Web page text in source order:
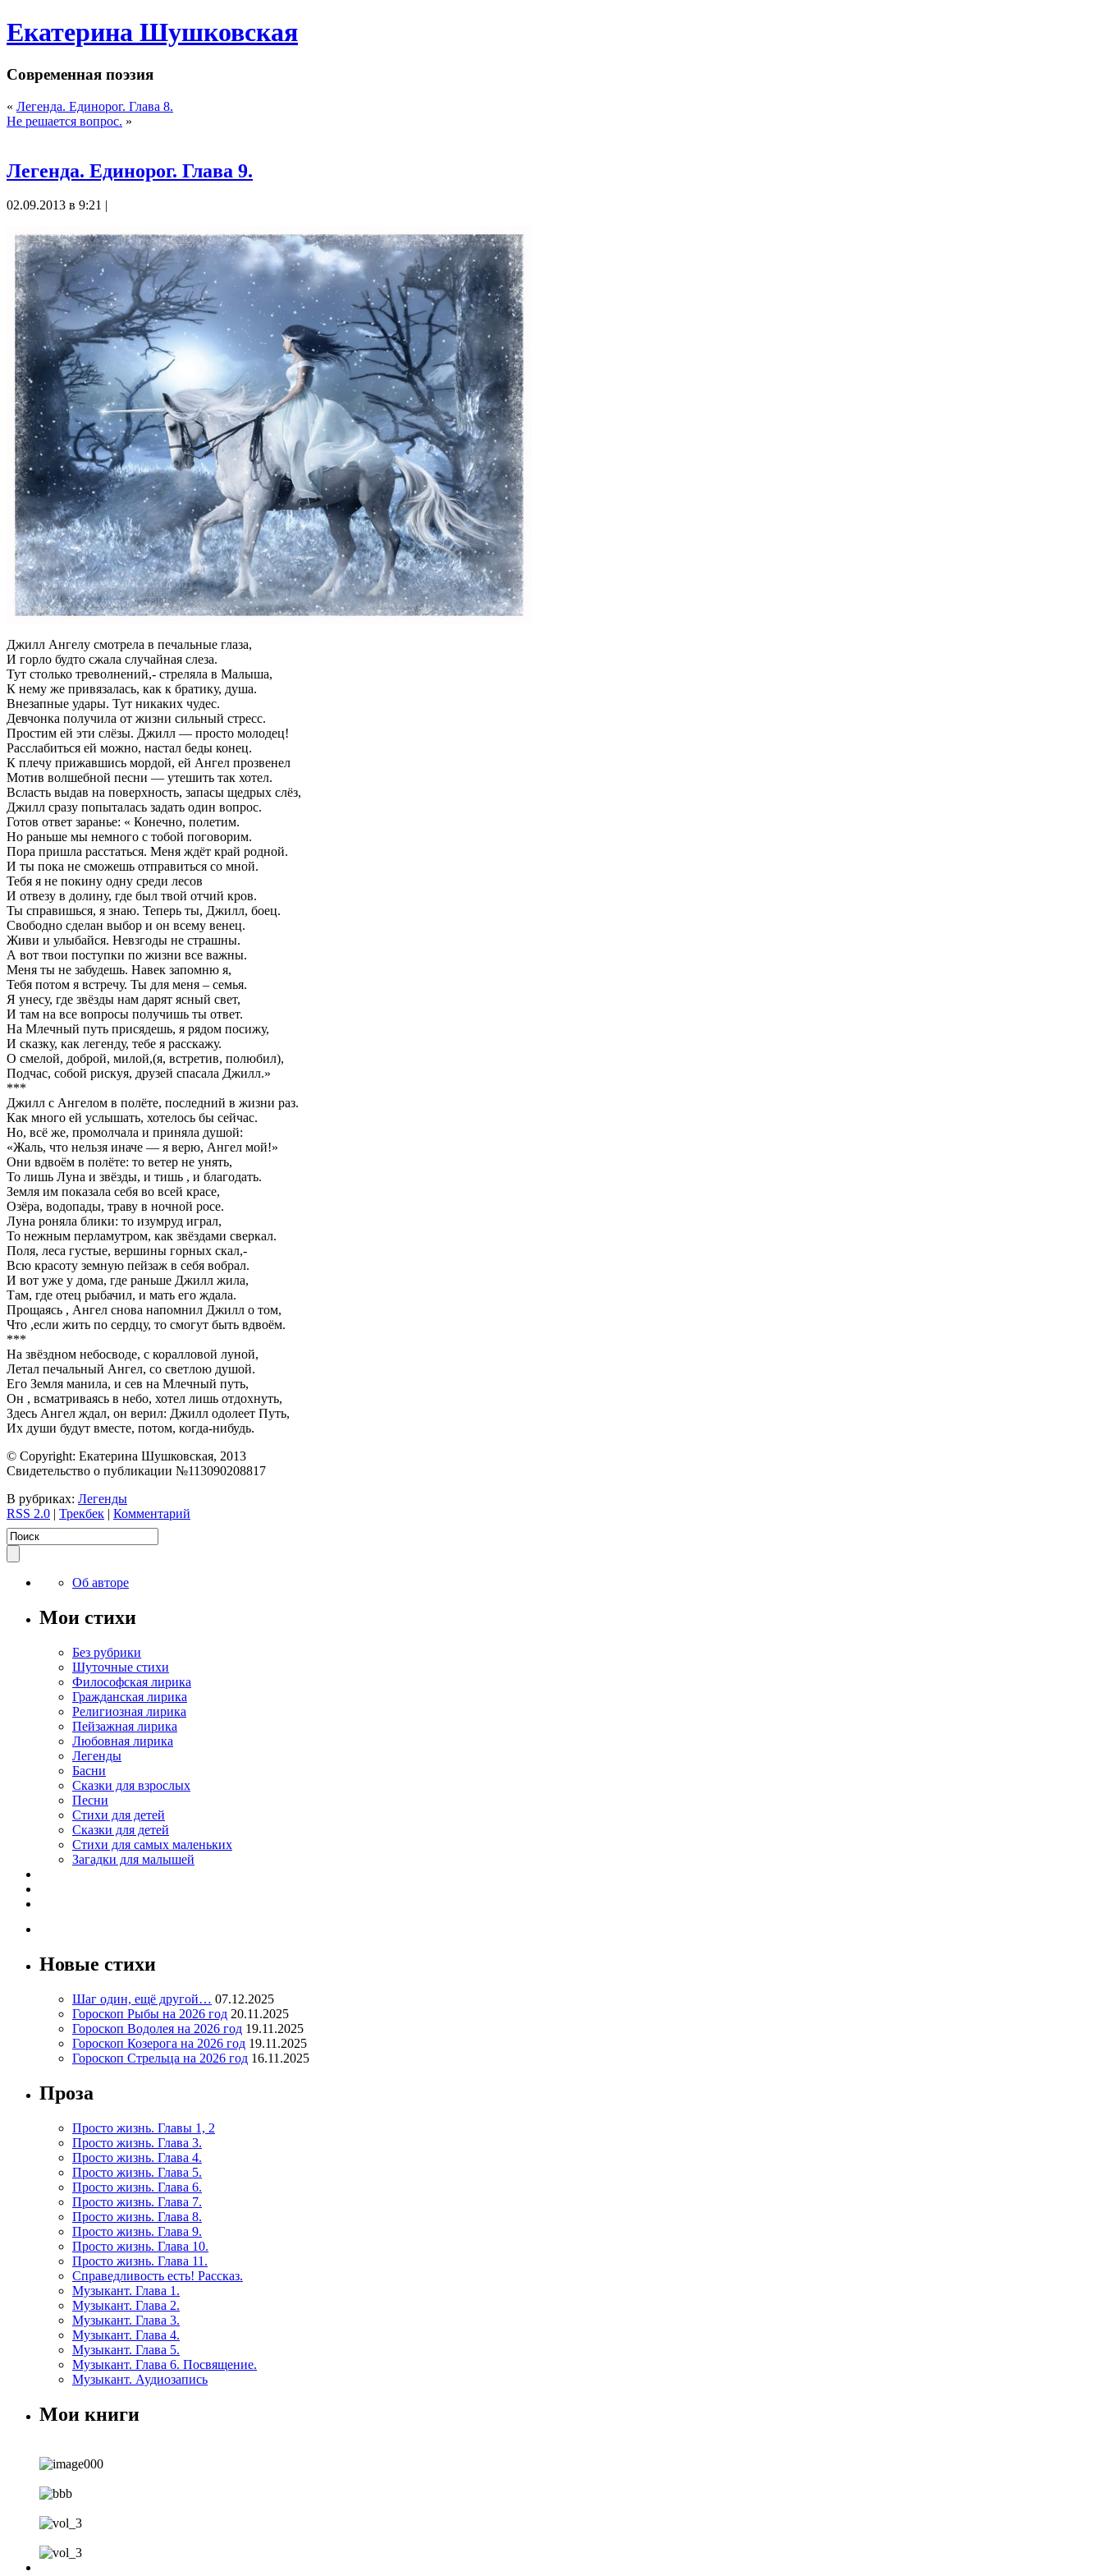
Екатерина Шушковская
Современная поэзия
« Легенда. Единорог. Глава 8.
Не решается вопрос. »
Легенда. Единорог. Глава 9.
02.09.2013 в 9:21 |
Джилл Ангелу смотрела в печальные глаза,
И горло будто сжала случайная слеза.
Тут столько треволнений,- стреляла в Малыша,
К нему же привязалась, как к братику, душа.
Внезапные удары. Тут никаких чудес.
Девчонка получила от жизни сильный стресс.
Простим ей эти слёзы. Джилл — просто молодец!
Расслабиться ей можно, настал беды конец.
К плечу прижавшись мордой, ей Ангел прозвенел
Мотив волшебной песни — утешить так хотел.
Всласть выдав на поверхность, запасы щедрых слёз,
Джилл сразу попыталась задать один вопрос.
Готов ответ заранье: « Конечно, полетим.
Но раньше мы немного с тобой поговорим.
Пора пришла расстаться. Меня ждёт край родной.
И ты пока не сможешь отправиться со мной.
Тебя я не покину одну среди лесов
И отвезу в долину, где был твой отчий кров.
Ты справишься, я знаю. Теперь ты, Джилл, боец.
Свободно сделан выбор и он всему венец.
Живи и улыбайся. Невзгоды не страшны.
А вот твои поступки по жизни все важны.
Меня ты не забудешь. Навек запомню я,
Тебя потом я встречу. Ты для меня – семья.
Я унесу, где звёзды нам дарят ясный свет,
И там на все вопросы получишь ты ответ.
На Млечный путь присядешь, я рядом посижу,
И сказку, как легенду, тебе я расскажу.
О смелой, доброй, милой,(я, встретив, полюбил),
Подчас, собой рискуя, друзей спасала Джилл.»
***
Джилл с Ангелом в полёте, последний в жизни раз.
Как много ей услышать, хотелось бы сейчас.
Но, всё же, промолчала и приняла душой:
«Жаль, что нельзя иначе — я верю, Ангел мой!»
Они вдвоём в полёте: то ветер не унять,
То лишь Луна и звёзды, и тишь , и благодать.
Земля им показала себя во всей красе,
Озёра, водопады, траву в ночной росе.
Луна роняла блики: то изумруд играл,
То нежным перламутром, как звёздами сверкал.
Поля, леса густые, вершины горных скал,-
Всю красоту земную пейзаж в себя вобрал.
И вот уже у дома, где раньше Джилл жила,
Там, где отец рыбачил, и мать его ждала.
Прощаясь , Ангел снова напомнил Джилл о том,
Что ,если жить по сердцу, то смогут быть вдвоём.
***
На звёздном небосводе, с коралловой луной,
Летал печальный Ангел, со светлою душой.
Его Земля манила, и сев на Млечный путь,
Он , всматриваясь в небо, хотел лишь отдохнуть,
Здесь Ангел ждал, он верил: Джилл одолеет Путь,
Их души будут вместе, потом, когда-нибудь.
© Copyright: Екатерина Шушковская, 2013
Свидетельство о публикации №113090208817
В рубриках: Легенды
RSS 2.0 | Трекбек | Комментарий
Об авторе
Мои стихи
Без рубрики
Шуточные стихи
Философская лирика
Гражданская лирика
Религиозная лирика
Пейзажная лирика
Любовная лирика
Легенды
Басни
Сказки для взрослых
Песни
Стихи для детей
Сказки для детей
Стихи для самых маленьких
Загадки для малышей
Новые стихи
Шаг один, ещё другой… 07.12.2025
Гороскоп Рыбы на 2026 год 20.11.2025
Гороскоп Водолея на 2026 год 19.11.2025
Гороскоп Козерога на 2026 год 19.11.2025
Гороскоп Стрельца на 2026 год 16.11.2025
Проза
Просто жизнь. Главы 1, 2
Просто жизнь. Глава 3.
Просто жизнь. Глава 4.
Просто жизнь. Глава 5.
Просто жизнь. Глава 6.
Просто жизнь. Глава 7.
Просто жизнь. Глава 8.
Просто жизнь. Глава 9.
Просто жизнь. Глава 10.
Просто жизнь. Глава 11.
Справедливость есть! Рассказ.
Музыкант. Глава 1.
Музыкант. Глава 2.
Музыкант. Глава 3.
Музыкант. Глава 4.
Музыкант. Глава 5.
Музыкант. Глава 6. Посвящение.
Музыкант. Аудиозапись
Мои книги